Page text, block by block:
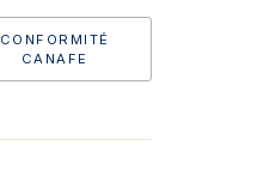
CONFORMITÉ
CANAFE